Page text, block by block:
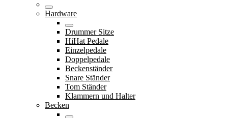
Hardware
Drummer Sitze
HiHat Pedale
Einzelpedale
Doppelpedale
Beckenständer
Snare Ständer
Tom Ständer
Klammern und Halter
Becken